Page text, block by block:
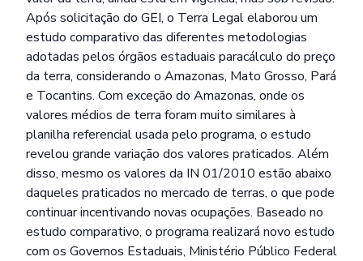
Após solicitação do GEI, o Terra Legal elaborou um
estudo comparativo das diferentes metodologias
adotadas pelos órgãos estaduais paracálculo do preço
da terra, considerando o Amazonas, Mato Grosso, Pará
e Tocantins. Com exceção do Amazonas, onde os
valores médios de terra foram muito similares à
planilha referencial usada pelo programa, o estudo
revelou grande variação dos valores praticados. Além
disso, mesmo os valores da IN 01/2010 estão abaixo
daqueles praticados no mercado de terras, o que pode
continuar incentivando novas ocupações. Baseado no
estudo comparativo, o programa realizará novo estudo
com os Governos Estaduais, Ministério Público Federal